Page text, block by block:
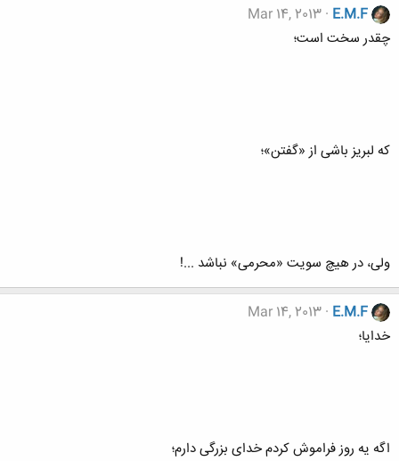
E.M.F
Mar 14, 2013
چقدر سخت است؛
که لبریز باشی از «گفتن»؛
ولی، در هیچ سویت «محرمی» نباشد ...!
E.M.F
Mar 14, 2013
خدایا؛
اگه یه روز فراموش کردم خدای بزرگی دارم؛